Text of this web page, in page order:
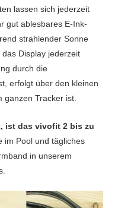
lassen sich jederzeit
gut ablesbares E-Ink-
strahlender Sonne
Display jederzeit
durch die
erfolgt über den kleinen
Tracker ist.
ist das vivofit 2 bis zu
im Pool und tägliches
in unserem